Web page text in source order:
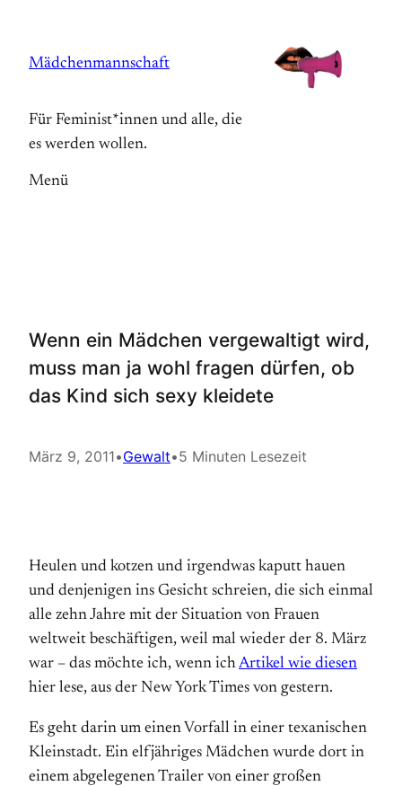
springen
Mädchenmannschaft
Für Feminist*innen und alle, die
es werden wollen.
Menü
Wenn ein Mädchen vergewaltigt wird,
muss man ja wohl fragen dürfen, ob
das Kind sich sexy kleidete
März 9, 2011•Gewalt•5 Minuten Lesezeit
Heulen und kotzen und irgendwas kaputt hauen
und denjenigen ins Gesicht schreien, die sich einmal
alle zehn Jahre mit der Situation von Frauen
weltweit beschäftigen, weil mal wieder der 8. März
war – das möchte ich, wenn ichArtikel wie diesen
hier lese, aus der New York Times von gestern.
Es geht darin um einen Vorfall in einer texanischen
Kleinstadt. Ein elfjähriges Mädchen wurde dort in
einem abgelegenen Trailer von einer großen